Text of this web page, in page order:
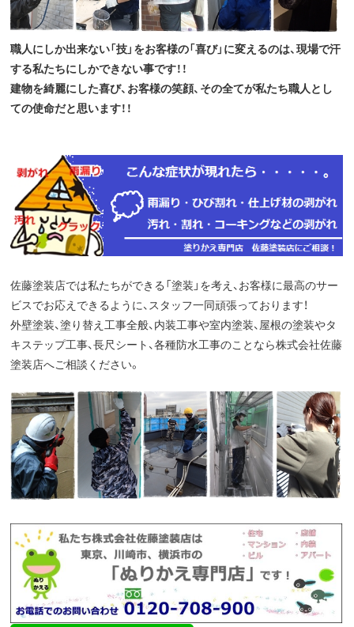
職人にしか出来ない「技」をお客様の「喜び」に変えるのは、現場で汗
する私たちにしかできない事です！！
建物を綺麗にした喜び、お客様の笑顔、その全てが私たち職人とし
ての使命だと思います！！
佐藤塗装店では私たちができる「塗装」を考え、お客様に最高のサー
ビスでお応えできるように、スタッフ一同頑張っております！
外壁塗装、塗り替え工事全般、内装工事や室内塗装、屋根の塗装やタ
キステップ工事、長尺シート、各種防水工事のことなら株式会社佐藤
塗装店へご相談ください。